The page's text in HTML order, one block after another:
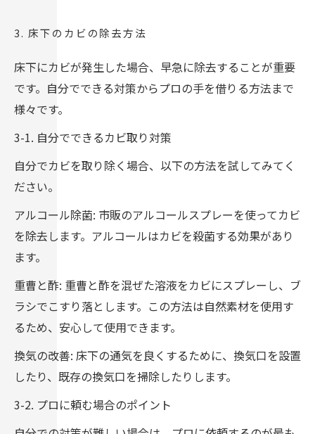
3. 床下のカビの除去方法
床下にカビが発生した場合、早急に除去することが重要
です。自分でできる対策からプロの手を借りる方法まで
様々です。
3-1. 自分でできるカビ取り対策
自分でカビを取り除く場合、以下の方法を試してみてく
ださい。
アルコール除菌: 市販のアルコールスプレーを使ってカビ
を除去します。アルコールはカビを殺菌する効果があり
ます。
重曹と酢: 重曹と酢を混ぜた溶液をカビにスプレーし、ブ
ラシでこすり落とします。この方法は自然素材を使用す
るため、安心して使用できます。
換気の改善: 床下の通気を良くするために、換気口を設置
したり、既存の換気口を掃除したりします。
3-2. プロに頼む場合のポイント